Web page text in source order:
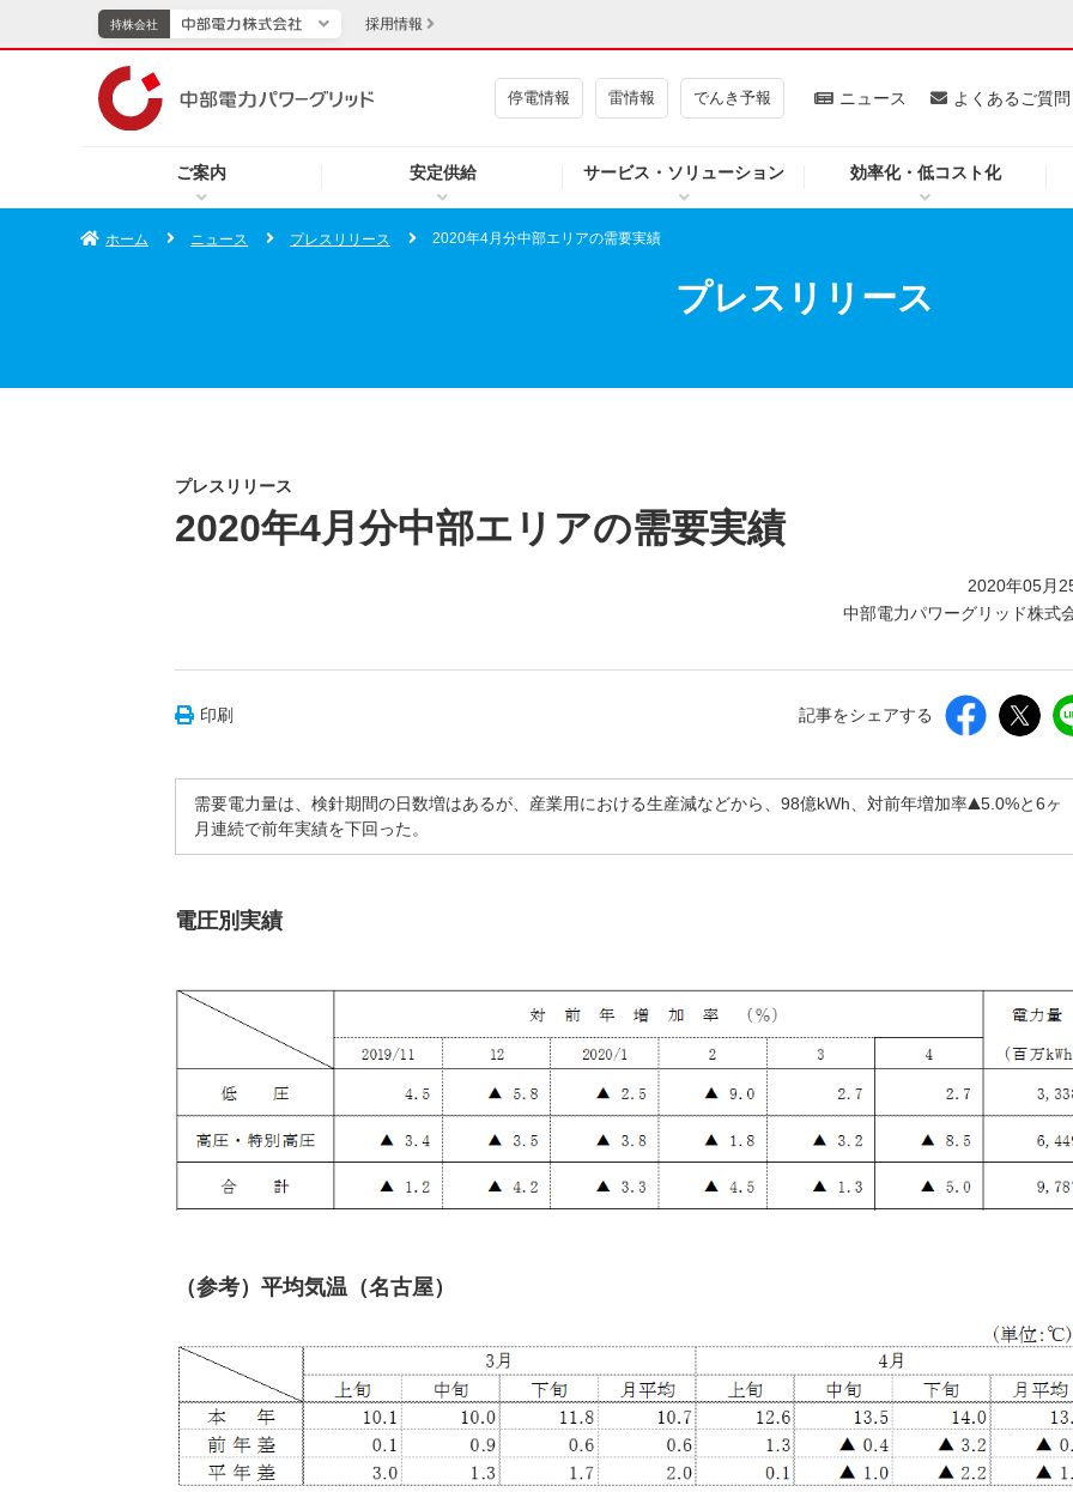
ご案内 安定供給 サービス・ソリューション 効率化・低コスト化
停電情報 雷情報 でんき予報 ニュース よくあるご質
持株会社
持株会社
TOPページへ エネルギー・原子力 CSR・環境・社会貢献
企業情報
採用情報
ホーム ニュース プレスリリース 2020年4月分中部エリアの需要実績
プレスリリース
プレスリリース
2020年4月分中部エリアの需要実績
2020年05月
中部電力パワーグリッド株式
印刷 記事をシェアする
需要電力量は、検針期間の日数増はあるが、産業用における生産減などから、98億kWh、対前年増加率
5.0%と6ヶ
月連続で前年実績を下回った。
電圧別実績
（参考）平均気温（名古屋）